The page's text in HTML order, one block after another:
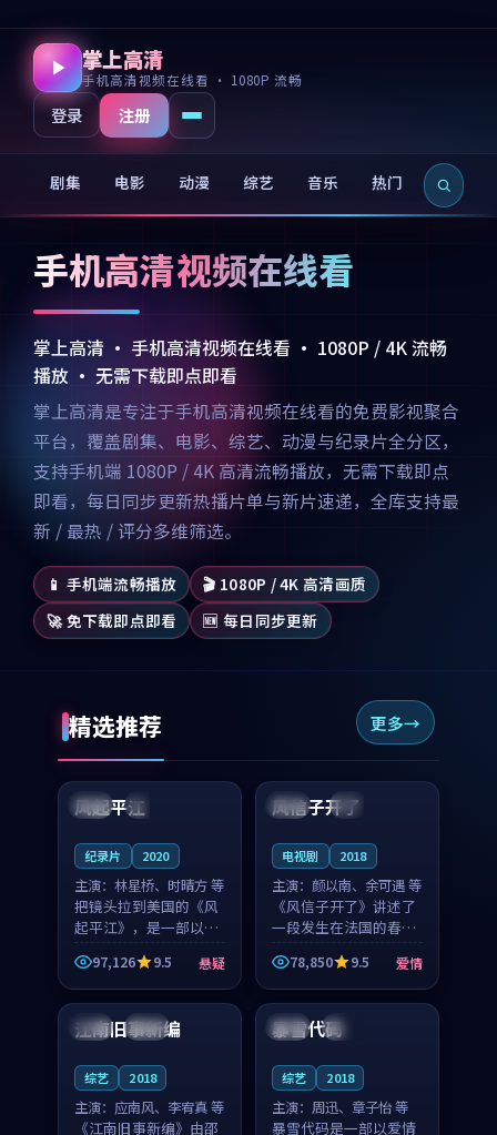
掌上高清
手机高清视频在线看 · 1080P 流畅
登录 注册
剧集 电影 动漫 综艺 音乐 热门 新片
手机高清视频在线看
掌上高清 · 手机高清视频在线看 · 1080P / 4K 流畅
播放 · 无需下载即点即看
掌上高清是专注于手机高清视频在线看的免费影视聚合
平台，覆盖剧集、电影、综艺、动漫与纪录片全分区，
支持手机端 1080P / 4K 高清流畅播放，无需下载即点
即看，每日同步更新热播片单与新片速递，全库支持最
新 / 最热 / 评分多维筛选。
📱 手机端流畅播放
🎬 1080P / 4K 高清画质
🚀 免下载即点即看
🆕 每日同步更新
精选推荐 更多
美国 完结
99:07
风起平江
纪录片 2020
主演： 林星桥、时晴方 等
把镜头拉到美国的《风
起平江》，是一部以时
光记忆为底色的悬疑作
品。林星桥和时晴方贡
献了2020年颇受关注的
合作演出，影片在情感
层次与现实质感之间
97,126 9.5 悬疑
法国 4K
99:21
风信子开了
电视剧 2018
主演： 颜以南、余可遇 等
《风信子开了》讲述了
一段发生在法国的春日
漫步故事。颜以南饰演
的主角与余可遇的角色
因一场意外卷入更深的
纠葛，爱情元素贯穿始
终，节奏稳健而富有张
78,850 9.5 爱情
日本 院线
江南旧事新编
综艺 2018
主演： 应南风、李宥真 等
《江南旧事新编》由邵
英国 院线
暴雪代码
综艺 2018
主演： 周迅、章子怡 等
暴雪代码是一部以爱情